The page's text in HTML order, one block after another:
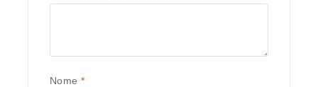
Nome *